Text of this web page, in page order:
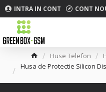
INTRA IN CONT CONT
Huse Telefon
Husa de Protectie Silicon